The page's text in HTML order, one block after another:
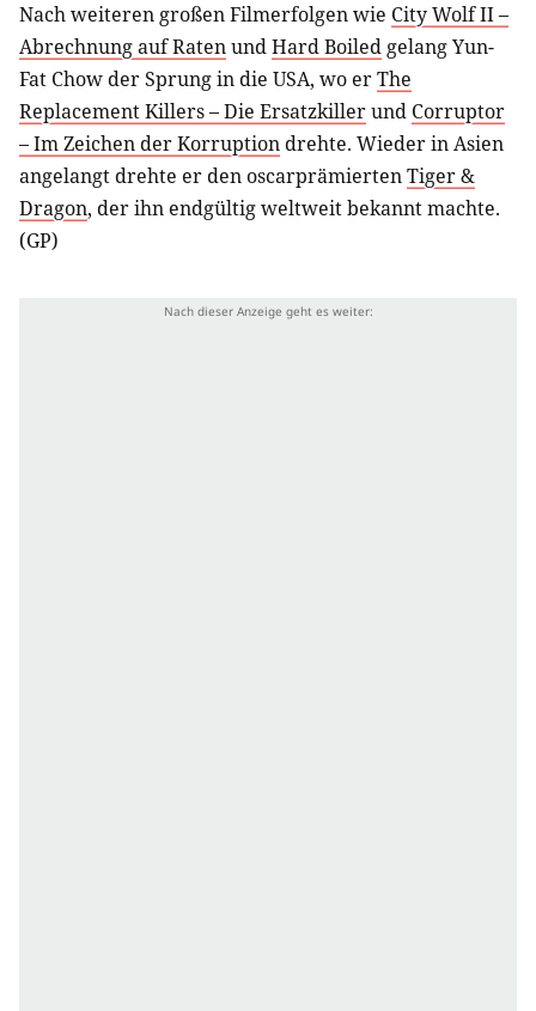
Nach weiteren großen Filmerfolgen wie City Wolf II –
Abrechnung auf RatenundHard Boiledgelang Yun-
Fat Chow der Sprung in die USA, wo erThe
Replacement Killers – Die Ersatzkillerund Corruptor
– Im Zeichen der Korruption drehte. Wieder in Asien
angelangt drehte er den oscarprämiertenTiger &
Dragon, der ihn endgültig weltweit bekannt machte.
(GP)